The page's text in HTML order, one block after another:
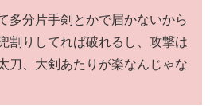
多分片手剣とかで届かないから
りしてれば破れるし、攻撃は
刀、大剣あたりが楽なんじゃな